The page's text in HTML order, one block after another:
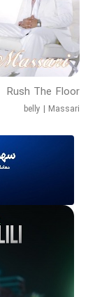
Rush The Floor
belly | Massari